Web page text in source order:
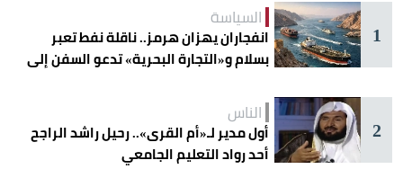
1
السياسة
انفجاران يهزان هرمز.. ناقلة نفط تعبر
بسلام و«التجارة البحرية» تدعو السفن إلى
2
الناس
أول مدير لـ«أم القرى».. رحيل راشد الراجح
أحد رواد التعليم الجامعي